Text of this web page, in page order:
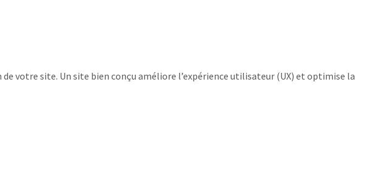
votre site. Un site bien conçu améliore l’expérience utilisateur (UX) et optimise la